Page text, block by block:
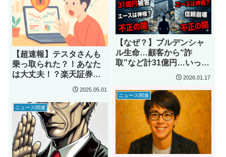
【なぜ？】プルデンシャ
ル生命…顧客から“詐
取”など計31億円…いった
2026.01.17
【超速報】テスタさんも
乗っ取られた？！あなた
は大丈夫！？楽天証券で
2025.05.01
ニュース関連
ニュース関連